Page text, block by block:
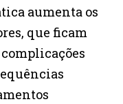
aumenta os
que ficam